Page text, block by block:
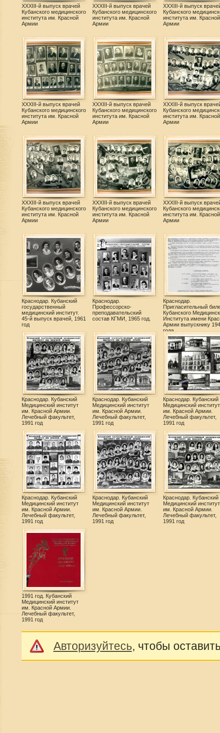
XXXIII-й выпуск врачей
Кубанского медицинского
института им. Красной
Армии
XXXIII-й выпуск врачей
Кубанского медицинского
института им. Красной
Армии
XXXIII-й выпуск
Кубанского
института им. Красной
Армии
XXXIII-й выпуск врачей
Кубанского медицинского
института им. Красной
Армии
XXXIII-й выпуск врачей
Кубанского медицинского
института им. Красной
Армии
XXXIII-й выпуск
Кубанского
института им. Красной
Армии
XXXIII-й выпуск врачей
Кубанского медицинского
института им. Красной
Армии
XXXIII-й выпуск врачей
Кубанского медицинского
института им. Красной
Армии
XXXIII-й выпуск
Кубанского
института им. Красной
Армии
Краснодар. Кубанский
государственный
медицинский институт.
45-й выпуск врачей, 1961
год
Краснодар.
Профессорско-
преподавательский
состав КГМИ, 1965 год.
Краснодар.
Пригласительный
Кубанского
Института имени
Армии выпускнику
года.
Краснодар. Кубанский
Медицинский институт
им. Красной Армии.
Лечебный факультет,
1991 год
Краснодар. Кубанский
Медицинский институт
им. Красной Армии.
Лечебный факультет,
1991 год
Краснодар. Кубанский
Медицинский институт
им. Красной Армии.
Лечебный факультет,
1991 год
Краснодар. Кубанский
Медицинский институт
им. Красной Армии.
Лечебный факультет,
1991 год
Краснодар. Кубанский
Медицинский институт
им. Красной Армии.
Лечебный факультет,
1991 год
Краснодар. Кубанский
Медицинский институт
им. Красной Армии.
Лечебный факультет,
1991 год
1991 год. Кубанский
Медицинский институт
им. Красной Армии.
Лечебный факультет,
1991 год
Авторизуйтесь, чтобы